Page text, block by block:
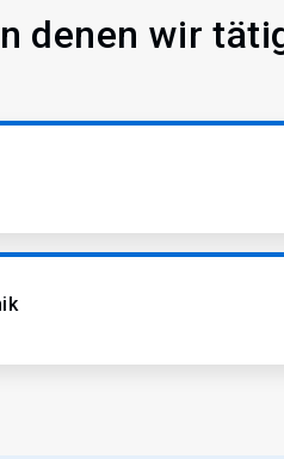
denen wir